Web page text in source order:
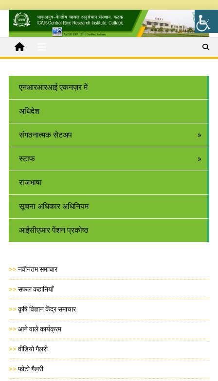
एनआरआरआई एकनज़र में
अधिदेश
संगठनात्मक सेटअप
स्टाफ
राजभाषा
सूचना अधिकार अधिनियम
आईसीएआर पेंशन प्रकोष्ठ
>> नवीनतम समाचार
>> सफल कहानियाँ
>> कृषि विज्ञान केंद्र समाचार
>> आने वाले कार्यक्रम
>> वीडियो गैलरी
>> फोटो गैलरी